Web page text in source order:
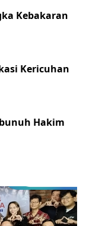
Kebakaran
Kericuhan
Hakim